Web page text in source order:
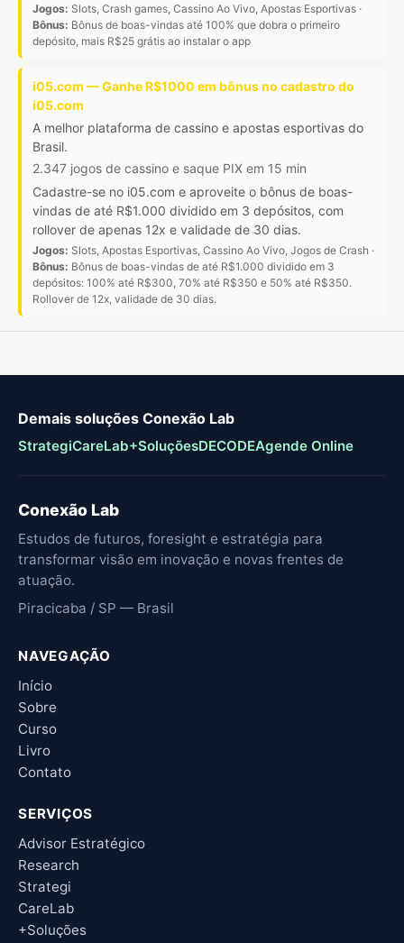
Jogos: Slots, Crash games, Cassino Ao Vivo, Apostas Esportivas ·
Bônus: Bônus de boas-vindas até 100% que dobra o primeiro
depósito, mais R$25 grátis ao instalar o app
i05.com — Ganhe R$1000 em bônus no cadastro do
i05.com
A melhor plataforma de cassino e apostas esportivas do
Brasil.
2.347 jogos de cassino e saque PIX em 15 min
Cadastre-se no i05.com e aproveite o bônus de boas-
vindas de até R$1.000 dividido em 3 depósitos, com
rollover de apenas 12x e validade de 30 dias.
Jogos: Slots, Apostas Esportivas, Cassino Ao Vivo, Jogos de Crash ·
Bônus: Bônus de boas-vindas de até R$1.000 dividido em 3
depósitos: 100% até R$300, 70% até R$350 e 50% até R$350.
Rollover de 12x, validade de 30 dias.
Demais soluções Conexão Lab
StrategiCareLab+SoluçõesDECODEAgende Online
Conexão Lab
Estudos de futuros, foresight e estratégia para
transformar visão em inovação e novas frentes de
atuação.
Piracicaba / SP — Brasil
NAVEGAÇÃO
Início
Sobre
Curso
Livro
Contato
SERVIÇOS
Advisor Estratégico
Research
Strategi
CareLab
+Soluções